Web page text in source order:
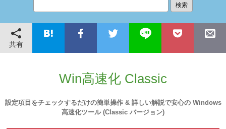
共有
Win高速化 Classic
設定項目をチェックするだけの簡単操作 & 詳しい解説で安心の Windows
高速化ツール (Classic バージョン)